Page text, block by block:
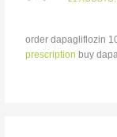
order dapagliflozin
prescription buy